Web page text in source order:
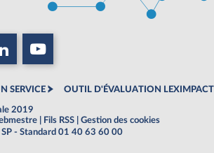
SERVICE OUTIL D'ÉVALUATION LEXIMPACT
2019
Fils RSS
Gestion des cookies
- Standard 01 40 63 60 00